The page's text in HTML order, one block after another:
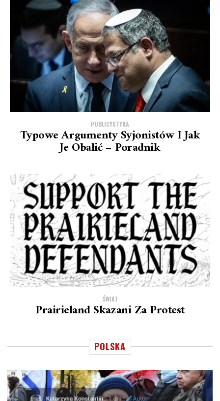
PUBLICYSTYKA
Typowe Argumenty Syjonistów I Jak
Je Obalić – Poradnik
ŚWIAT
Prairieland Skazani Za Protest
POLSKA